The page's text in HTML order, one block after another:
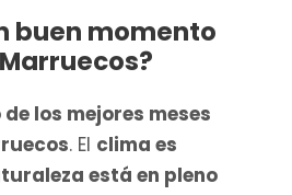
buen momento
los mejores meses
. El clima es
está en pleno